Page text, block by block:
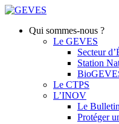
Qui sommes-nous ?
Le GEVES
Secteur
Station
Le CTPS
L’INOV
Le
Protéger